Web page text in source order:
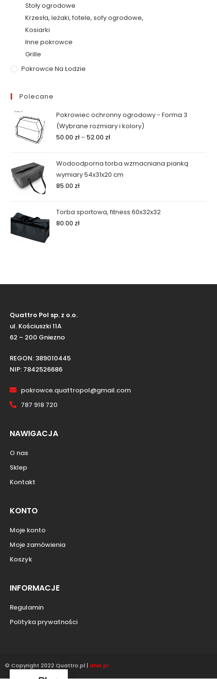
Stoły ogrodowe
Krzesła, leżaki, fotele, sofy ogrodowe,
Kosiarki
Inne pokrowce
Grille
Pokrowce Na Łodzie
Polecane
Pokrowiec ochronny ogrodowy - Forma 3
(Wybrane rozmiary i kolory)
50.00 zł– 52.00 zł
Wodoodporna torba wzmacniana pianką
wymiary 54x31x20 cm
85.00 zł
Torba sportowa, fitness 60x32x32
80.00 zł
Quattro Pol sp. z o.o.
ul. Kościuszki 11A
62 – 200 Gniezno
REGON: 389010445
NIP: 7842526686
pokrowce.quattropol@gmail.com
787 918 720
NAWIGACJA
O nas
Sklep
Kontakt
KONTO
Moje konto
Moje zamówienia
Koszyk
INFORMACJE
Regulamin
Polityka prywatności
© Copyright 2022 Quattro.pl | atwi.pl